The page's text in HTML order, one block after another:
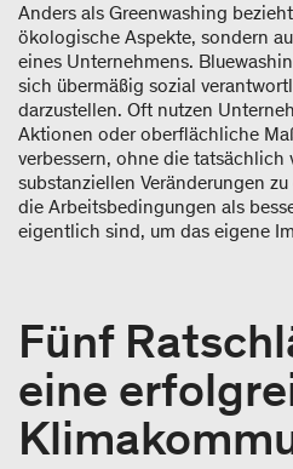
Anders als Greenwashing
ökologische Aspekte, sondern
eines Unternehmens.
sich übermäßig sozial
darzustellen. Oft nutzen
Aktionen oder oberflächliche
verbessern, ohne die tatsächlich
substanziellen Veränderungen
die Arbeitsbedingungen als
eigentlich sind, um das eigene
Fünf
eine